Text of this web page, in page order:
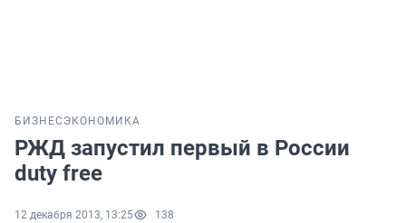
БИЗНЕС ЭКОНОМИКА
РЖД запустил первый в России
duty free
12 декабря 2013, 13:25 138